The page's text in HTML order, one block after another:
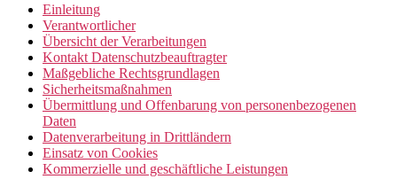
Einleitung
Verantwortlicher
Übersicht der Verarbeitungen
Kontakt Datenschutzbeauftragter
Maßgebliche Rechtsgrundlagen
Sicherheitsmaßnahmen
Übermittlung und Offenbarung von personenbezogenen
Daten
Datenverarbeitung in Drittländern
Einsatz von Cookies
Kommerzielle und geschäftliche Leistungen